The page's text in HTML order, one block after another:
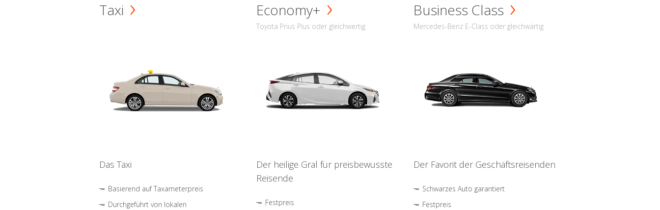
Taxi
Das Taxi
Basierend auf Taxameterpreis
Durchgeführt von lokalen
Economy+
Toyota Prius Plus oder gleichwertig
Der heilige Gral für preisbewusste
Reisende
Festpreis
Business Class
Mercedes-Benz E-Class oder gleichwärtig
Der Favorit der Geschäftsreisenden
Schwarzes Auto garantiert
Festpreis